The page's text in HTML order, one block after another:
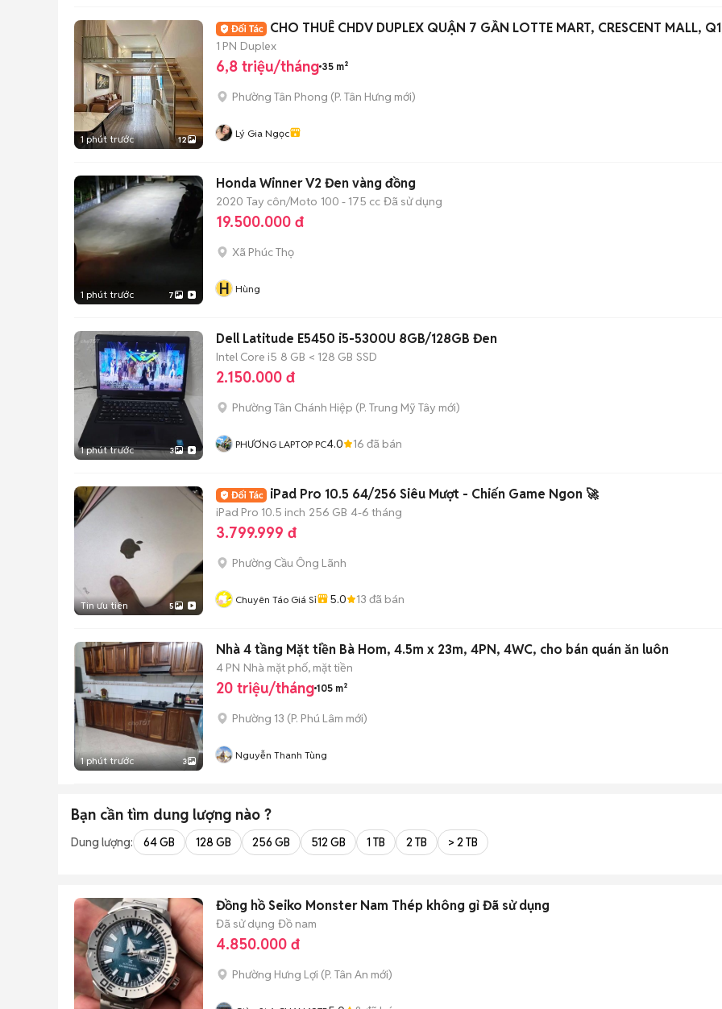
1 phút trước 12
CHO THUÊ CHDV DUPLEX QUẬN 7 GẦN LOTTE MART, CRESCENT MALL,
1 PN Duplex
6,8 triệu/tháng 35 m²
Phường Tân Phong (P. Tân Hưng mới)
Lý Gia Ngọc
1 phút trước 7
Honda Winner V2 Đen vàng đồng
2020 Tay côn/Moto 100 - 175 cc Đã sử dụng
19.500.000 đ
Xã Phúc Thọ
H Hùng
1 phút trước 3
Dell Latitude E5450 i5-5300U 8GB/128GB Đen
Intel Core i5 8 GB < 128 GB SSD
2.150.000 đ
Phường Tân Chánh Hiệp (P. Trung Mỹ Tây mới)
PHƯƠNG LAPTOP PC4.0 16 đã bán
Tin ưu tiên 5
iPad Pro 10.5 64/256 Siêu Mượt - Chiến Game Ngon 🚀
iPad Pro 10.5 inch 256 GB 4-6 tháng
3.799.999 đ
Phường Cầu Ông Lãnh
Chuyên Táo Giá Sỉ 5.0 13 đã bán
1 phút trước 3
Nhà 4 tầng Mặt tiền Bà Hom, 4.5m x 23m, 4PN, 4WC, cho bán quán ăn luôn
4 PN Nhà mặt phố, mặt tiền
20 triệu/tháng 105 m²
Phường 13 (P. Phú Lâm mới)
Nguyễn Thanh Tùng
Bạn cần tìm dung lượng nào ?
Dung lượng: 64 GB 128 GB 256 GB 512 GB 1 TB 2 TB > 2 TB
Đồng hồ Seiko Monster Nam Thép không gỉ Đã sử dụng
Đã sử dụng Đồ nam
4.850.000 đ
Phường Hưng Lợi (P. Tân An mới)